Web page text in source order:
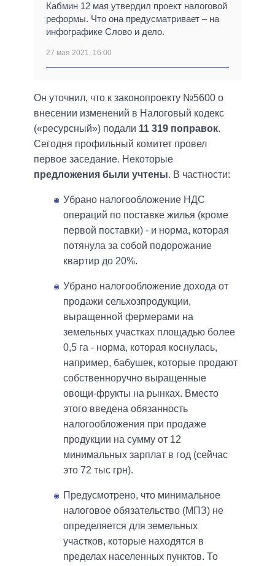
Кабмин 12 мая утвердил проект налоговой
реформы. Что она предусматривает – на
инфографике Слово и дело.
27 мая 2021, 16:00
Он уточнил, что к законопроекту №5600 о
внесении изменений в Налоговый кодекс
(«ресурсный») подали 11 319 поправок.
Сегодня профильный комитет провел
первое заседание. Некоторые
предложения были учтены. В частности:
Убрано налогообложение НДС
операций по поставке жилья (кроме
первой поставки) - и норма, которая
потянула за собой подорожание
квартир до 20%.
Убрано налогообложение дохода от
продажи сельхозпродукции,
выращенной фермерами на
земельных участках площадью более
0,5 га - норма, которая коснулась,
например, бабушек, которые продают
собственноручно выращенные
овощи-фрукты на рынках. Вместо
этого введена обязанность
налогообложения при продаже
продукции на сумму от 12
минимальных зарплат в год (сейчас
это 72 тыс грн).
Предусмотрено, что минимальное
налоговое обязательство (МПЗ) не
определяется для земельных
участков, которые находятся в
пределах населенных пунктов. То